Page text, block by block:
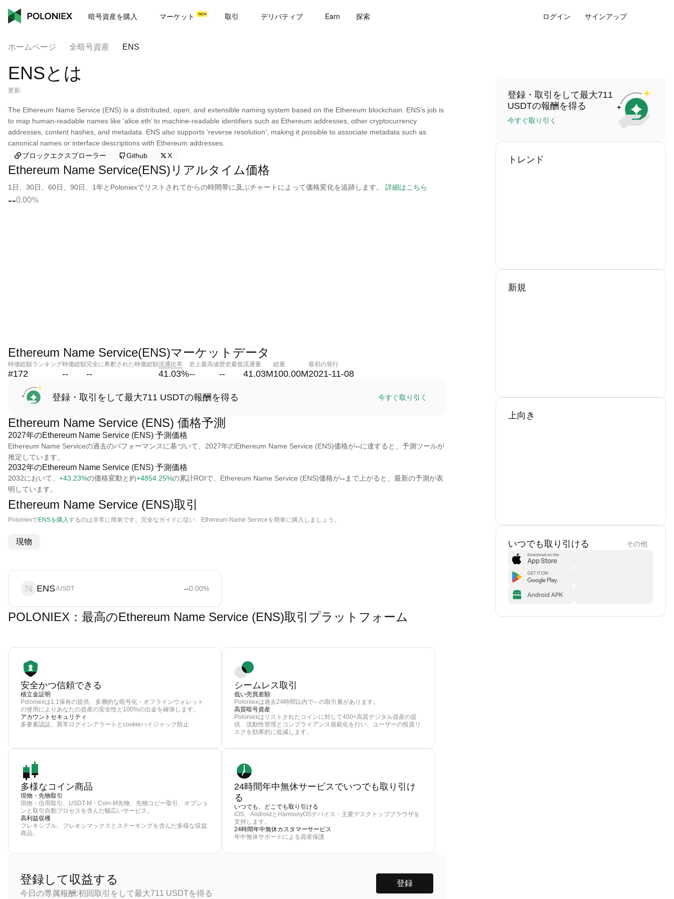
暗号資産を購入 マーケット 取引 デリバティブ Earn 探索 ログイン サインアップ
ホームページ 全暗号資産 ENS
ENSとは
更新:
The Ethereum Name Service (ENS) is a distributed, open, and extensible naming system based on the Ethereum blockchain. ENS’s job is
to map human-readable names like ‘alice.eth’ to machine-readable identifiers such as Ethereum addresses, other cryptocurrency
addresses, content hashes, and metadata. ENS also supports ‘reverse resolution’, making it possible to associate metadata such as
canonical names or interface descriptions with Ethereum addresses.
ブロックエクスプローラー
Github X
Ethereum Name Service(ENS)リアルタイム価格
1日、30日、60日、90日、1年とPoloniexでリストされてからの時間帯に及ぶチャートによって価格変化を追跡します。 詳細はこちら
--0.00%
Ethereum Name Service(ENS)マーケットデータ
時価総額ランキング
#172
時価総額
--
完全に希釈された時価総額
--
流通比率
41.03%
史上最高値
--
歴史最低
--
流通量
41.03M
総量
100.00M
最初の発行
2021-11-08
登録・取引をして最大711 USDTの報酬を得る 今すぐ取り引く
Ethereum Name Service (ENS) 価格予測
2027年のEthereum Name Service (ENS) 予測価格
Ethereum Name Serviceの過去のパフォーマンスに基づいて、2027年のEthereum Name Service (ENS)価格が--に達すると、予測ツールが
推定しています。
2032年のEthereum Name Service (ENS) 予測価格
2032において、 +43.23%の価格変動と約+4854.25%の累計ROIで、Ethereum Name Service (ENS)価格が-- まで上がると、最新の予測が表
明しています。
Ethereum Name Service (ENS)取引
PoloniexでENSを購入するのは非常に簡単です。完全なガイドに従い、Ethereum Name Serviceを簡単に購入しましょう。
現物
ENS/USDT --0.00%
POLONIEX：最高のEthereum Name Service (ENS)取引プラットフォーム
安全かつ信頼できる
積立金証明
Poloniexは1:1保有の提供、多層的な暗号化・オフラインウォレット
の使用によりあなたの資産の安全性と100%の出金を確保します。
アカウントセキュリティ
多要素認証、異常ログインアラートとcookieハイジャック防止
シームレス取引
低い売買差額
Poloniexは過去24時間以内で-- の取引量があります。
高質暗号資産
Poloniexはリストされたコインに対して400+高質デジタル資産の提
供、流動性管理とコンプライアンス規範化を行い、ユーザーの投資リ
スクを効果的に低減します。
多様なコイン商品
現物・先物取引
現物・信用取引、USDT-M・Coin-M先物、先物コピー取引、オプショ
ンと取引自動プロセスを含んだ幅広いサービス。
高利益収穫
フレキシブル、フレキシマックスとステーキングを含んだ多様な収益
商品。
24時間年中無休サービスでいつでも取り引け
る
いつでも、どこでも取り引ける
iOS、AndroidとHarmonyOSデバイス・主要デスクトップブラウザを
支持します。
24時間年中無休カスタマーサービス
年中無休サポートによる資産保護
登録して収益する
今日の専属報酬:初回取引をして最大711 USDTを得る
登録
登録・取引をして最大711
USDTの報酬を得る
今すぐ取り引く
トレンド
新規
上向き
いつでも取り引ける その他